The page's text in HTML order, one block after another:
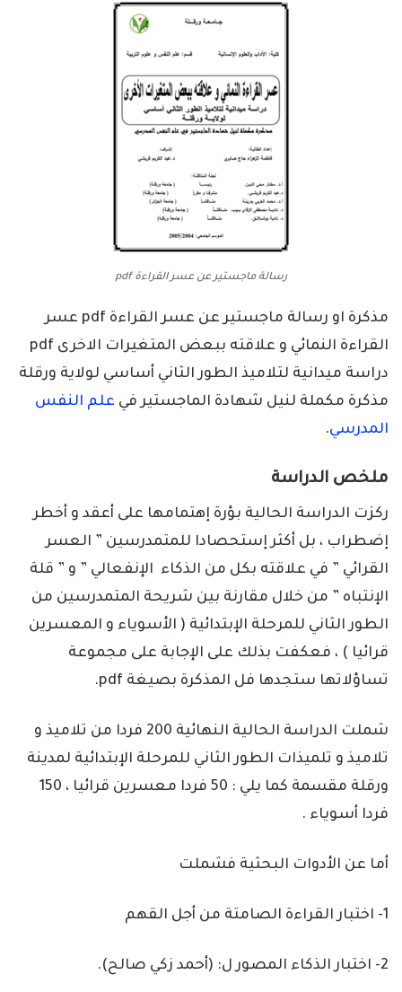
رسالة ماجستير عن عسر القراءة pdf
مذكرة او رسالة ماجستير عن عسر القراءة pdf عسر
دراسة ميدانية لتلاميذ الطور الثاني أساسي لولاية ورقلة
مذكرة مكملة لنيل شهادة الماجستير في علم النفس
المدرسي.
ملخص الدراسة
ركزت الدراسة الحالية بؤرة إهتمامها على أعقد و أخطر
إضطراب ، بل أكثر إستحصادا للمتمدرسين ” العسر
القرائي ” في علاقته بكل من الذكاء الإنفعالي ” و ” قلة
الإنتباه ” من خلال مقارنة بين شريحة المتمدرسين من
الطور الثاني للمرحلة الإبتدائية ( الأسوياء و المعسرين
قرائيا ) ، فعكفت بذلك على الإجابة على مجموعة
تساؤلاتها ستجدها فل المذكرة بصيغة pdf.
شملت الدراسة الحالية النهائية 200 فردا من تلاميذ و
تلاميذ و تلميذات الطور الثاني للمرحلة الإبتدائية لمدينة
ورقلة مقسمة كما يلي : 50 فردا معسرين قرائيا ، 150
فردا أسوياء .
أما عن الأدوات البحثية فشملت
1- اختبار القراءة الصامتة من أجل القهم
2- اختبار الذكاء المصور ل: (أحمد زكي صالح).